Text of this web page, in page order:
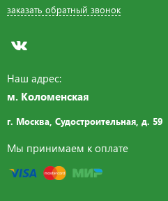
заказать обратный звонок
Наш адрес:
м. Коломенская
г. Москва, Судостроительная, д. 59
Мы принимаем к оплате